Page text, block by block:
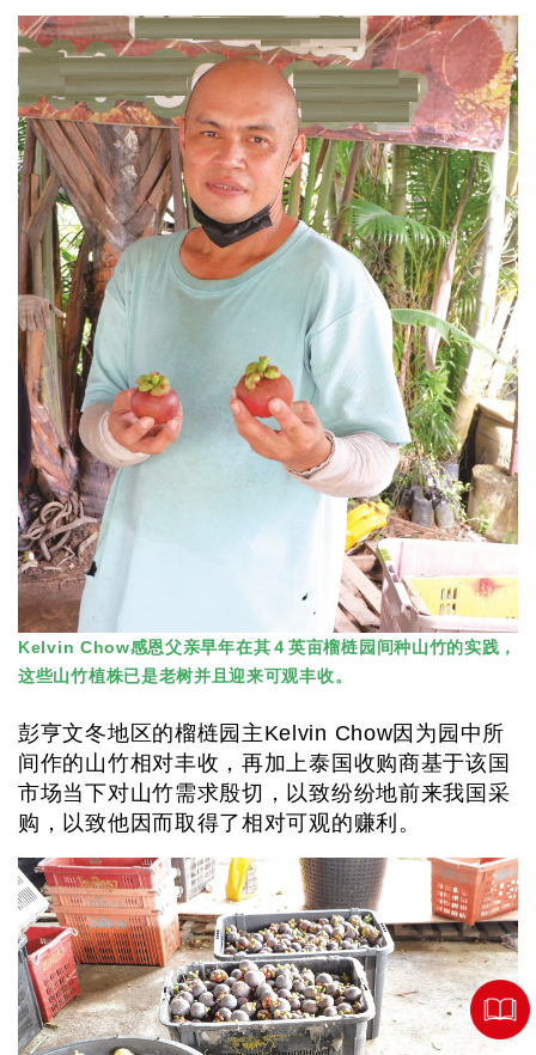
Kelvin Chow感恩父亲早年在其４英亩榴梿园间种山竹的实践，
这些山竹植株已是老树并且迎来可观丰收。
彭亨文冬地区的榴梿园主Kelvin Chow因为园中所
间作的山竹相对丰收，再加上泰国收购商基于该国
市场当下对山竹需求殷切，以致纷纷地前来我国采
购，以致他因而取得了相对可观的赚利。